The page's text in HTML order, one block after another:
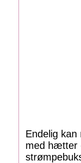
Endelig
med hætter